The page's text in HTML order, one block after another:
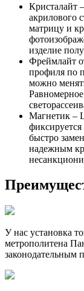
Кристалайт
акрилового
матрицу и
изделие
Фреймлайт
профиля по
можно
Равномерное
Магнетик –
быстро
надежным
У нас установка
метрополитена
законодательным